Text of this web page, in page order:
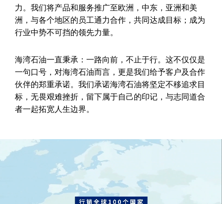
力。我们将产品和服务推广至欧洲，中东，亚洲和美
洲，与各个地区的员工通力合作，共同达成目标；成为
行业中势不可挡的领先力量。
海湾石油一直秉承：一路向前，不止于行。这不仅仅是
一句口号，对海湾石油而言，更是我们给予客户及合作
伙伴的郑重承诺。我们承诺海湾石油将坚定不移追求目
标，无畏艰难挫折，留下属于自己的印记，与志同道合
者一起拓宽人生边界。